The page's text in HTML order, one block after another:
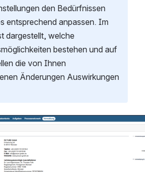
den Bedürfnissen
entsprechend anpassen. Im
dargestellt, welche
bestehen und auf
die von Ihnen
Änderungen Auswirkungen